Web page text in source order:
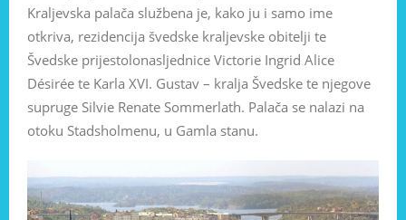
Kraljevska palača službena je, kako ju i samo ime
otkriva, rezidencija švedske kraljevske obitelji te
Švedske prijestolonasljednice Victorie Ingrid Alice
Désirée te Karla XVI. Gustav – kralja Švedske te njegove
supruge Silvie Renate Sommerlath. Palača se nalazi na
otoku Stadsholmenu, u Gamla stanu.